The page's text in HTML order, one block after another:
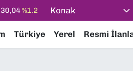
%0.17
%0.35
Konak
Türkiye Yerel Resmi